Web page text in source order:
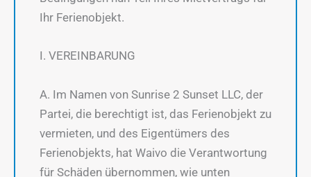
Ihr Ferienobjekt.
I. VEREINBARUNG
A. Im Namen von Sunrise 2 Sunset LLC, der
Partei, die berechtigt ist, das Ferienobjekt zu
vermieten, und des Eigentümers des
Ferienobjekts, hat Waivo die Verantwortung
für Schäden übernommen, wie unten